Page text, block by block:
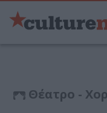
Θέατρο -